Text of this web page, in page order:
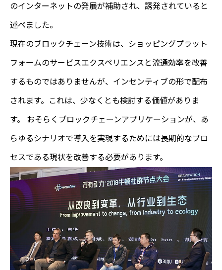
のインターネットの発展が補助され、誘発されていると
述べました。
現在のブロックチェーン技術は、ショッピングプラット
フォームのサービスエクスペリエンスと流通効率を改善
するものではありませんが、インセンティブの形で配布
されます。これは、少なくとも検討する価値がありま
す。 おそらくブロックチェーンアプリケーションが、あ
らゆるシナリオで導入を実現するためには長期的なプロ
セスである現状を改善する必要があります。